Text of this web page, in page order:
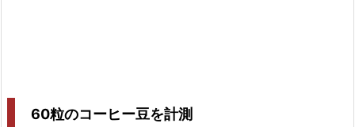
60粒のコーヒー豆を計測